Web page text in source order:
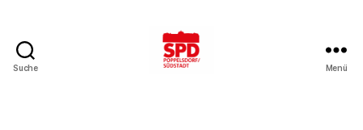
Suche Menü